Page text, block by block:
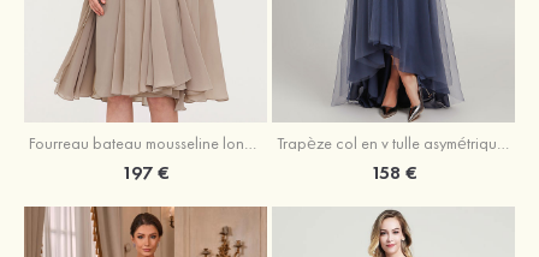
Fourreau bateau mousseline longueur genou robe de mère de la mariée avec appliqué plissé veste
197 €
Trapèze col en v tulle asymétrique robe de mère de la mariée
158 €